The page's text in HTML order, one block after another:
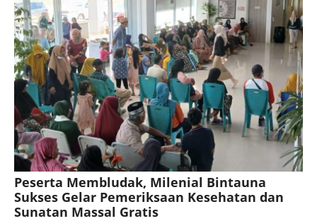
Peserta Membludak, Milenial Bintauna
Sukses Gelar Pemeriksaan Kesehatan dan
Sunatan Massal Gratis